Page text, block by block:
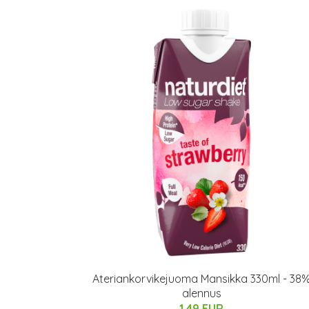
Ateriankorvikejuoma Mansikka 330ml -
alennus